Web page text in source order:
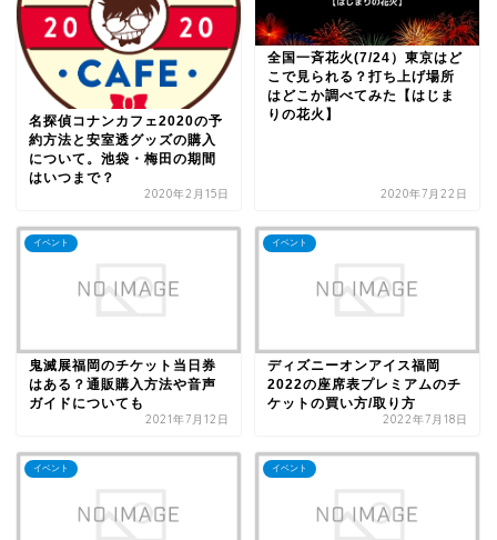
名探偵コナンカフェ2020の予
約方法と安室透グッズの購入
について。池袋・梅田の期間
はいつまで？
2020年2月15日
全国一斉花火(7/24）東京はど
こで見られる？打ち上げ場所
はどこか調べてみた【はじま
りの花火】
2020年7月22日
イベント
鬼滅展福岡のチケット当日券
はある？通販購入方法や音声
ガイドについても
2021年7月12日
イベント
ディズニーオンアイス福岡
2022の座席表プレミアムのチ
ケットの買い方/取り方
2022年7月18日
イベント イベント